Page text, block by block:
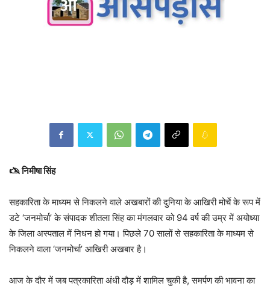
🖎 निमीषा सिंह
सहकारिता के माध्यम से निकलने वाले अखबारों की दुनिया के आखिरी मोर्चे के रूप में
डटे ‘जनमोर्चा’ के संपादक शीतला सिंह का मंगलवार को 94 वर्ष की उम्र में अयोध्या
के जिला अस्पताल में निधन हो गया। पिछले 70 सालों से सहकारिता के माध्यम से
निकलने वाला ‘जनमोर्चा’ आखिरी अखबार है।
आज के दौर में जब पत्रकारिता अंधी दौड़ में शामिल चुकी है, समर्पण की भावना का